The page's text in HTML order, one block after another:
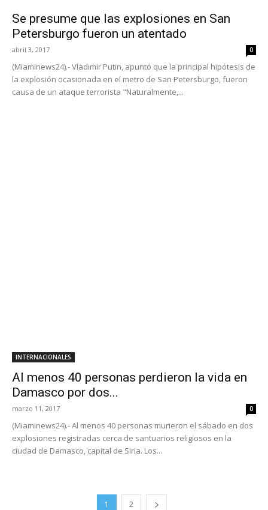
Se presume que las explosiones en San
Petersburgo fueron un atentado
abril 3, 2017 0
(Miaminews24).- Vladimir Putin, apuntó que la principal hipótesis de
la explosión ocasionada en el metro de San Petersburgo, fueron
causa de un ataque terrorista "Naturalmente,...
INTERNACIONALES
Al menos 40 personas perdieron la vida en
Damasco por dos...
marzo 11, 2017 0
(Miaminews24).- Al menos 40 personas murieron el sábado en dos
explosiones registradas cerca de santuarios religiosos en la
ciudad de Damasco, capital de Siria. Los...
1 2